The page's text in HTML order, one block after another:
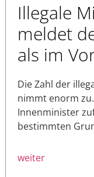
Illegale
meldet
als im
Die Zahl der
nimmt enorm
Innenminister
bestimmten
weiter